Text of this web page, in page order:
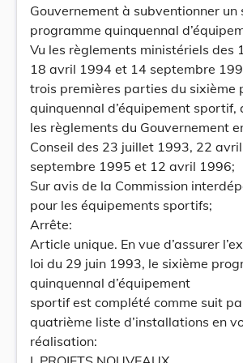
Gouvernement à subventionner un
programme quinquennal
Vu les règlements ministériels des
18 avril 1994 et 14 septembre
trois premières parties du sixième
quinquennal d’équipement sportif,
les règlements du Gouvernement
Conseil des 23 juillet 1993, 22
septembre 1995 et 12 avril 1996;
Sur avis de la Commission
pour les équipements sportifs;
Arrête:
Article unique. En vue d’assurer
loi du 29 juin 1993, le sixième
quinquennal d’équipement
sportif est complété comme suit
quatrième liste d’installations en
réalisation: